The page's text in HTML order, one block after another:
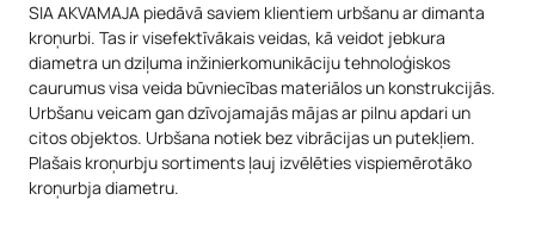
SIA AKVAMAJA piedāvā saviem klientiem urbšanu ar dimanta
kroņurbi. Tas ir visefektīvākais veidas, kā veidot jebkura
diametra un dziļuma inžinierkomunikāciju tehnoloģiskos
caurumus visa veida būvniecības materiālos un konstrukcijās.
Urbšanu veicam gan dzīvojamajās mājas ar pilnu apdari un
citos objektos. Urbšana notiek bez vibrācijas un putekļiem.
Plašais kroņurbju sortiments ļauj izvēlēties vispiemērotāko
kroņurbja diametru.